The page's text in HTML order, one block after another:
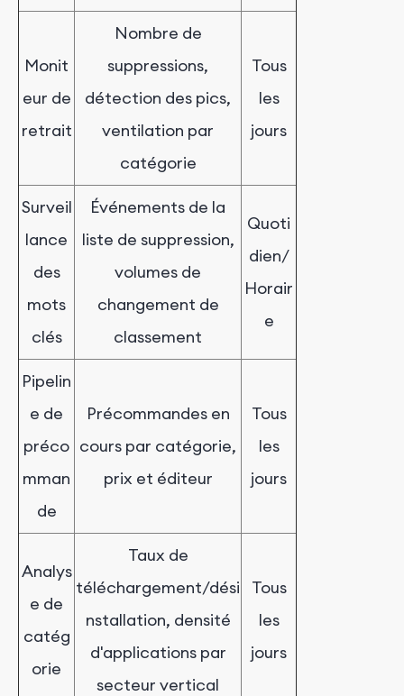
Monit
eur de
retrait
Nombre de
suppressions,
détection des pics,
ventilation par
catégorie
Tous
les
jours
Surveil
lance
des
mots
clés
Événements de la
liste de suppression,
volumes de
changement de
classement
Quoti
dien/
Horair
e
Pipelin
e de
préco
mman
de
Précommandes en
cours par catégorie,
prix et éditeur
Tous
les
jours
Analys
e de
catég
orie
Taux de
téléchargement/dési
nstallation, densité
d'applications par
secteur vertical
Tous
les
jours